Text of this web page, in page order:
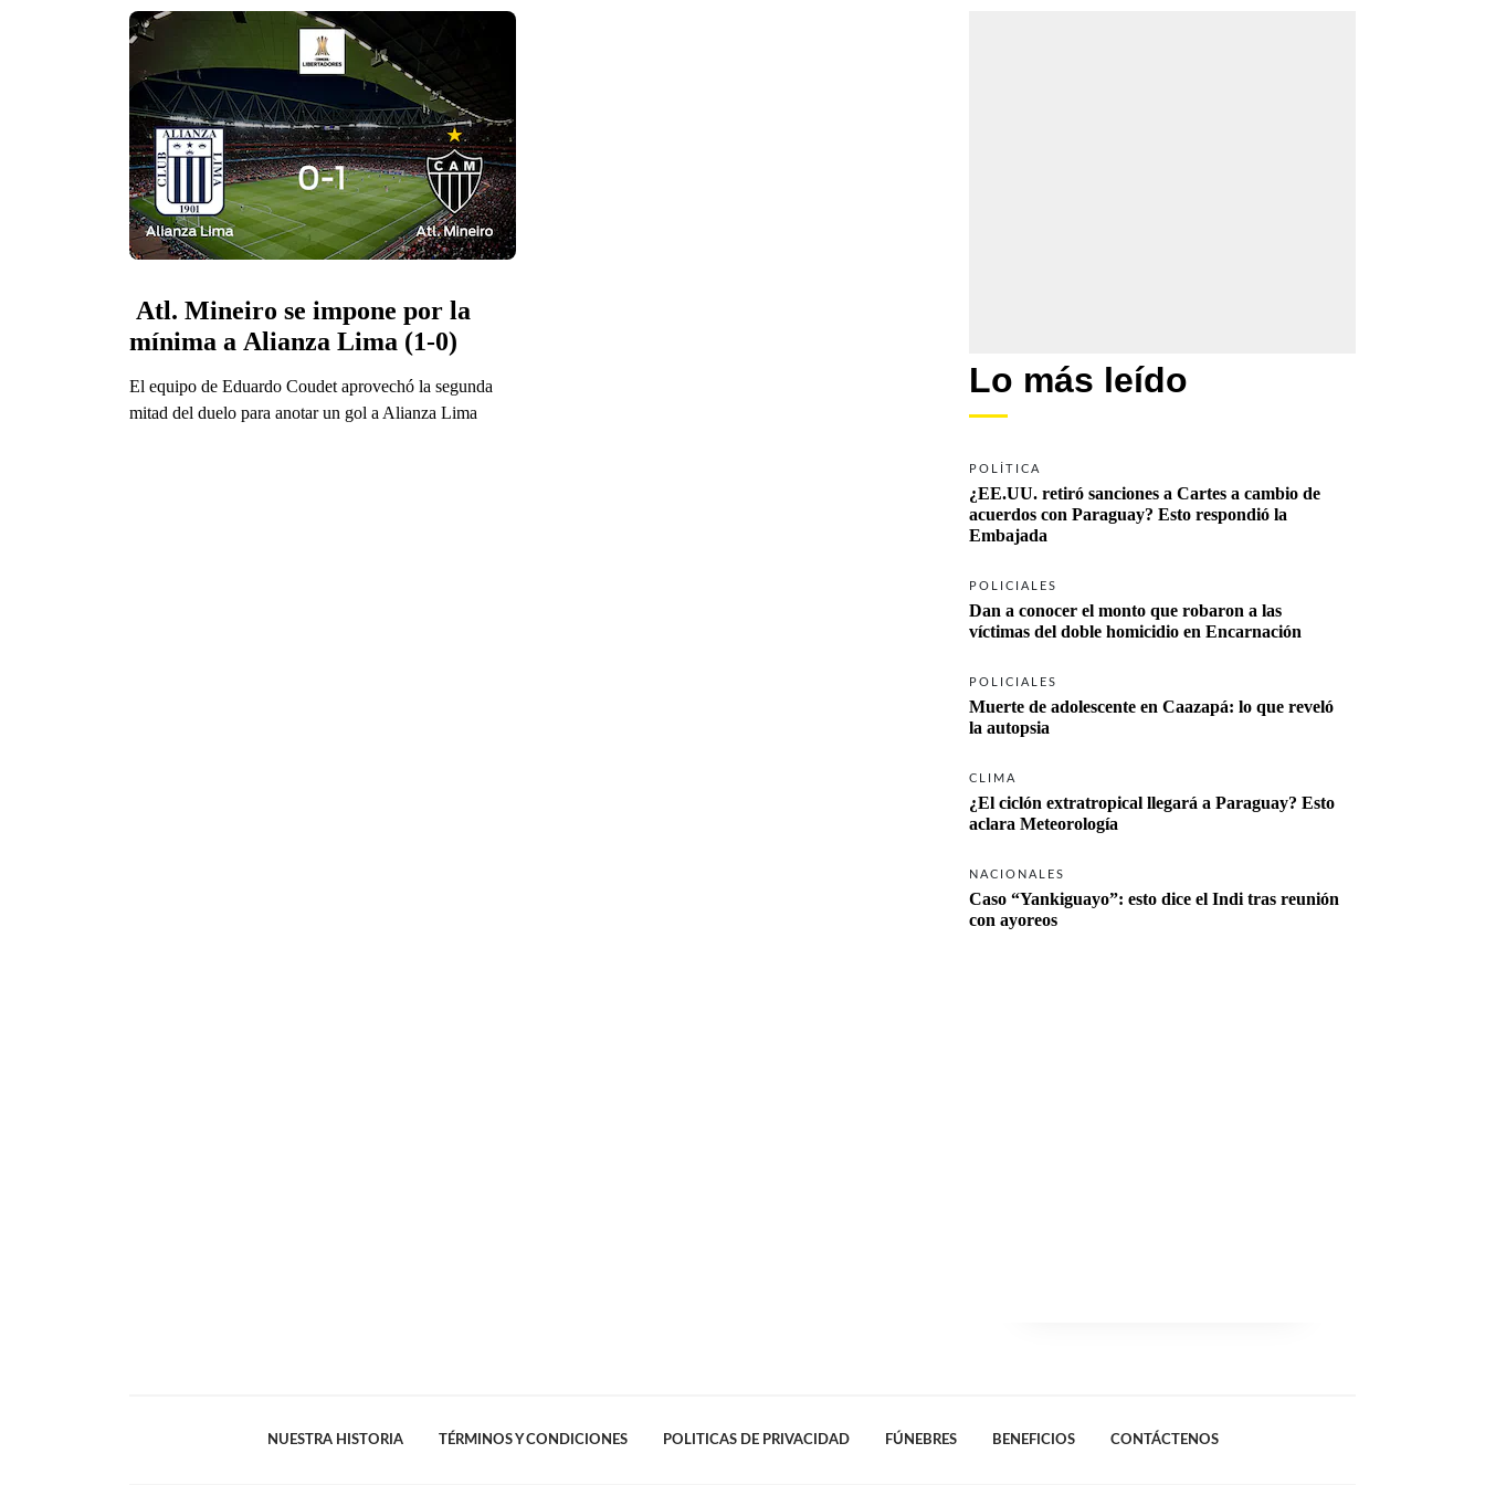
Atl. Mineiro se impone por la
mínima a Alianza Lima (1-0)
El equipo de Eduardo Coudet aprovechó la segunda
mitad del duelo para anotar un gol a Alianza Lima
Lo más leído
POLÍTICA
¿EE.UU. retiró sanciones a Cartes a cambio de
acuerdos con Paraguay? Esto respondió la
Embajada
POLICIALES
Dan a conocer el monto que robaron a las
víctimas del doble homicidio en Encarnación
POLICIALES
Muerte de adolescente en Caazapá: lo que reveló
la autopsia
CLIMA
¿El ciclón extratropical llegará a Paraguay? Esto
aclara Meteorología
NACIONALES
Caso “Yankiguayo”: esto dice el Indi tras reunión
con ayoreos
NUESTRA HISTORIA TÉRMINOS Y CONDICIONES POLITICAS DE PRIVACIDAD FÚNEBRES BENEFICIOS CONTÁCTENOS